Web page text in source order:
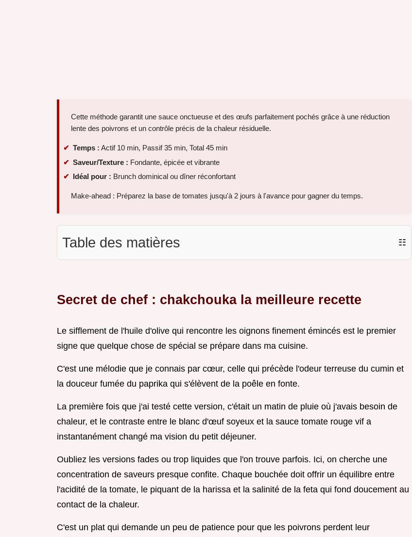
Cette méthode garantit une sauce onctueuse et des œufs parfaitement pochés grâce à une réduction
lente des poivrons et un contrôle précis de la chaleur résiduelle.
Temps : Actif 10 min, Passif 35 min, Total 45 min
Saveur/Texture : Fondante, épicée et vibrante
Idéal pour : Brunch dominical ou dîner réconfortant
Make-ahead : Préparez la base de tomates jusqu'à 2 jours à l'avance pour gagner du temps.
Table des matières ☷
Secret de chef : chakchouka la meilleure recette
Le sifflement de l'huile d'olive qui rencontre les oignons finement émincés est le premier
signe que quelque chose de spécial se prépare dans ma cuisine.
C'est une mélodie que je connais par cœur, celle qui précède l'odeur terreuse du cumin et
la douceur fumée du paprika qui s'élèvent de la poêle en fonte.
La première fois que j'ai testé cette version, c'était un matin de pluie où j'avais besoin de
chaleur, et le contraste entre le blanc d'œuf soyeux et la sauce tomate rouge vif a
instantanément changé ma vision du petit déjeuner.
Oubliez les versions fades ou trop liquides que l'on trouve parfois. Ici, on cherche une
concentration de saveurs presque confite. Chaque bouchée doit offrir un équilibre entre
l'acidité de la tomate, le piquant de la harissa et la salinité de la feta qui fond doucement au
contact de la chaleur.
C'est un plat qui demande un peu de patience pour que les poivrons perdent leur